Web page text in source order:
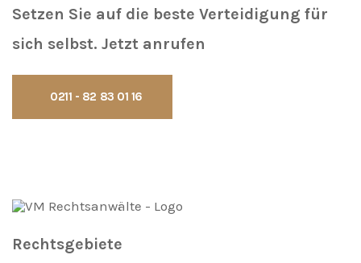
Setzen Sie auf die beste Verteidigung für
sich selbst. Jetzt anrufen
0211 - 82 83 01 16
Rechtsgebiete